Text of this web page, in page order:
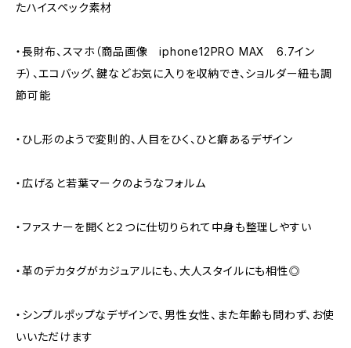
たハイスペック素材
・長財布、スマホ（商品画像 iphone12PRO MAX 6.7イン
チ）、エコバッグ、鍵などお気に入りを収納でき、ショルダー紐も調
節可能
・ひし形のようで変則的、人目をひく、ひと癖あるデザイン
・広げると若葉マークのようなフォルム
・ファスナーを開くと２つに仕切りられて中身も整理しやすい
・革のデカタグがカジュアルにも、大人スタイルにも相性◎
・シンプルポップなデザインで、男性女性、また年齢も問わず、お使
いいただけます